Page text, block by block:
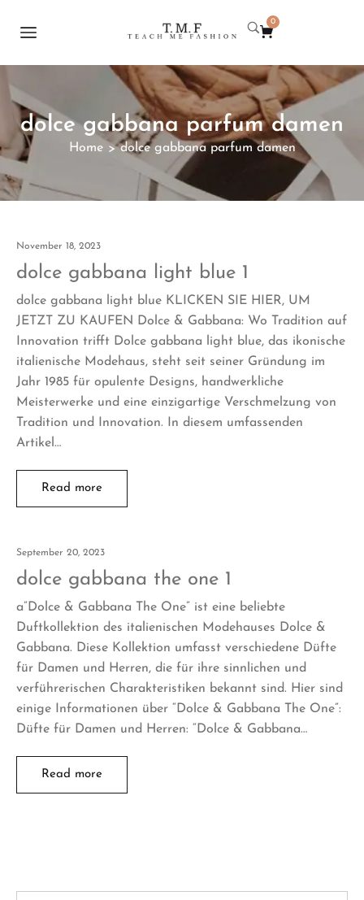
0
dolce gabbana parfum damen
Home > dolce gabbana parfum damen
November 18, 2023
dolce gabbana light blue 1
dolce gabbana light blue KLICKEN SIE HIER, UM
JETZT ZU KAUFEN Dolce & Gabbana: Wo Tradition auf
Innovation trifft Dolce gabbana light blue, das ikonische
italienische Modehaus, steht seit seiner Gründung im
Jahr 1985 für opulente Designs, handwerkliche
Meisterwerke und eine einzigartige Verschmelzung von
Tradition und Innovation. In diesem umfassenden
Artikel…
Read more
September 20, 2023
dolce gabbana the one 1
a”Dolce & Gabbana The One” ist eine beliebte
Duftkollektion des italienischen Modehauses Dolce &
Gabbana. Diese Kollektion umfasst verschiedene Düfte
für Damen und Herren, die für ihre sinnlichen und
verführerischen Charakteristiken bekannt sind. Hier sind
einige Informationen über “Dolce & Gabbana The One”:
Düfte für Damen und Herren: “Dolce & Gabbana…
Read more